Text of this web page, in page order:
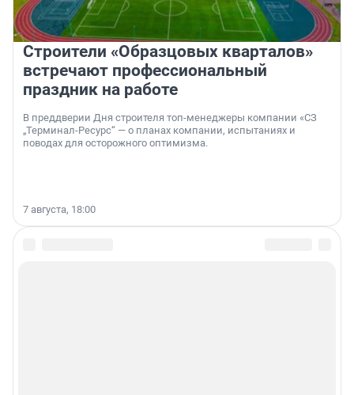
Строители «Образцовых кварталов»
встречают профессиональный
праздник на работе
В преддверии Дня строителя топ-менеджеры компании «СЗ
„Терминал-Ресурс“ — о планах компании, испытаниях и
поводах для осторожного оптимизма.
7 августа, 18:00